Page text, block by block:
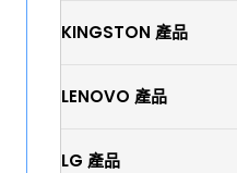
KINGSTON 產品
LENOVO 產品
LG 產品